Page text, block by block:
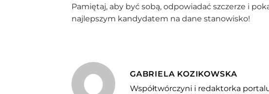
Pamiętaj, aby być sobą, odpowiadać szczerze i
najlepszym kandydatem na dane stanowisko!
GABRIELA KOZIKOWSKA
Współtwórczyni i redaktorka